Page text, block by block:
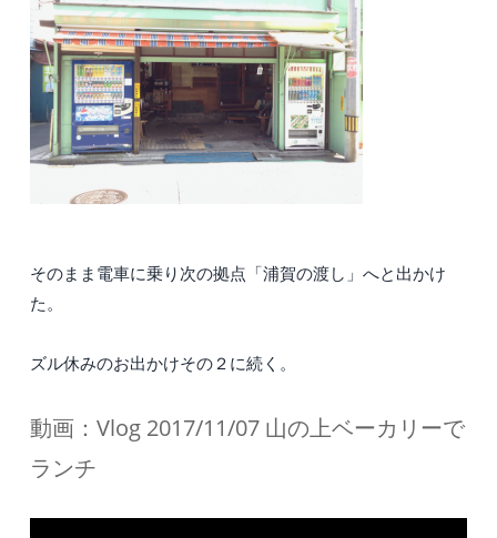
そのまま電車に乗り次の拠点「浦賀の渡し」へと出かけ
た。
ズル休みのお出かけその２に続く。
動画：Vlog 2017/11/07 山の上ベーカリーで
ランチ